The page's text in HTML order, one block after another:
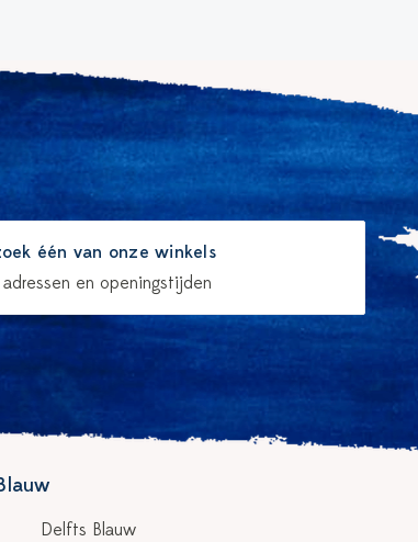
één van onze winkels
adressen en openingstijden
Delfts Blauw